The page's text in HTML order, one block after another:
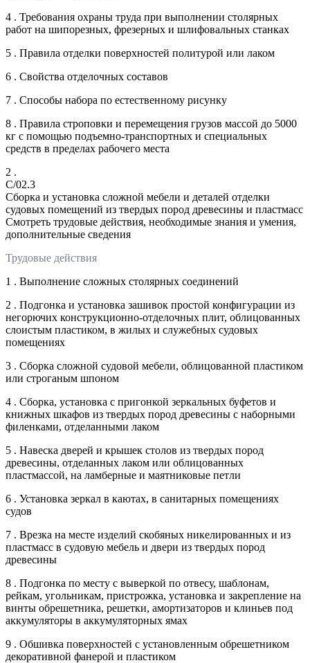
4 . Требования охраны труда при выполнении столярных
работ на шипорезных, фрезерных и шлифовальных станках
5 . Правила отделки поверхностей политурой или лаком
6 . Свойства отделочных составов
7 . Способы набора по естественному рисунку
8 . Правила строповки и перемещения грузов массой до 5000
кг с помощью подъемно-транспортных и специальных
средств в пределах рабочего места
2 .
C/02.3
Сборка и установка сложной мебели и деталей отделки
судовых помещений из твердых пород древесины и пластмасс
Смотреть трудовые действия, необходимые знания и умения,
дополнительные сведения
Трудовые действия
1 . Выполнение сложных столярных соединений
2 . Подгонка и установка зашивок простой конфигурации из
негорючих конструкционно-отделочных плит, облицованных
слоистым пластиком, в жилых и служебных судовых
помещениях
3 . Сборка сложной судовой мебели, облицованной пластиком
или строганым шпоном
4 . Сборка, установка с пригонкой зеркальных буфетов и
книжных шкафов из твердых пород древесины с наборными
филенками, отделанными лаком
5 . Навеска дверей и крышек столов из твердых пород
древесины, отделанных лаком или облицованных
пластмассой, на ламберные и маятниковые петли
6 . Установка зеркал в каютах, в санитарных помещениях
судов
7 . Врезка на месте изделий скобяных никелированных и из
пластмасс в судовую мебель и двери из твердых пород
древесины
8 . Подгонка по месту с выверкой по отвесу, шаблонам,
рейкам, угольникам, пристрожка, установка и закрепление на
винты обрешетника, решетки, амортизаторов и клиньев под
аккумуляторы в аккумуляторных ямах
9 . Обшивка поверхностей с установленным обрешетником
декоративной фанерой и пластиком